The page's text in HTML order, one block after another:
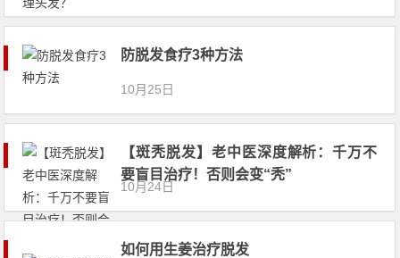
防脱发食疗3种方法
10月25日
【斑秃脱发】老中医深度解析：千万不
要盲目治疗！否则会变“秃”
10月24日
如何用生姜治疗脱发